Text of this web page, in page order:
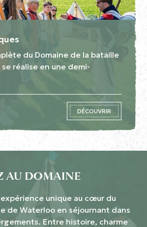
du Domaine de la bataille
réalise en une demi-
DÉCOUVRIR
AU DOMAINE
unique au cœur du
de Waterloo en séjournant dans
Entre histoire, charme